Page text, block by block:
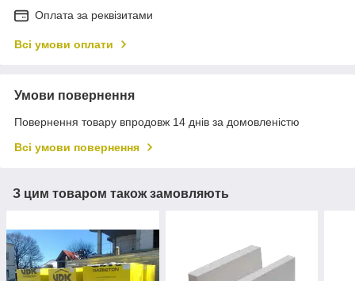
Оплата за реквізитами
Всі умови оплати
Умови повернення
Повернення товару впродовж 14 днів за домовленістю
Всі умови повернення
З цим товаром також замовляють